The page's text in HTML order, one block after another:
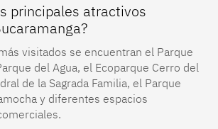
principales atractivos
visitados se encuentran el Parque
del Agua, el Ecoparque Cerro del
de la Sagrada Familia, el Parque
y diferentes espacios